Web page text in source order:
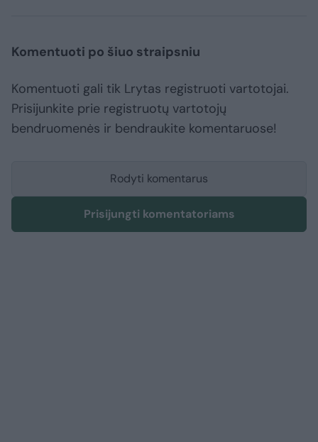
Komentuoti po šiuo straipsniu
Komentuoti gali tik Lrytas registruoti vartotojai.
Prisijunkite prie registruotų vartotojų
bendruomenės ir bendraukite komentaruose!
Rodyti komentarus
Prisijungti komentatoriams